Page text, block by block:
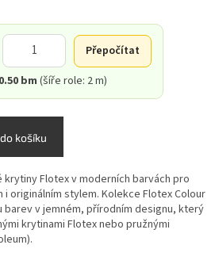
Přepočítat
0.50 bm (šíře role: 2 m)
košíku
Flotex v moderních barvách pro
originálním stylem. Kolekce Flotex Colour
barev v jemném, přírodním designu, který
krytinami Flotex nebo pružnými